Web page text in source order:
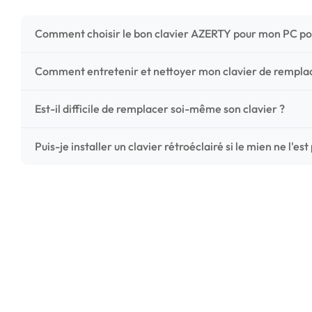
Comment choisir le bon clavier AZERTY pour mon PC
Pour ne pas vous tromper, vérifiez trois points critiques
Comment entretenir et nettoyer mon clavier de
Un entretien régulier prolonge la vie de vos touches.
Est-il difficile de remplacer soi-même son clavier ?
C'est une réparation accessible et très économique !
Puis-je installer un clavier rétroéclairé si le mien ne l'est